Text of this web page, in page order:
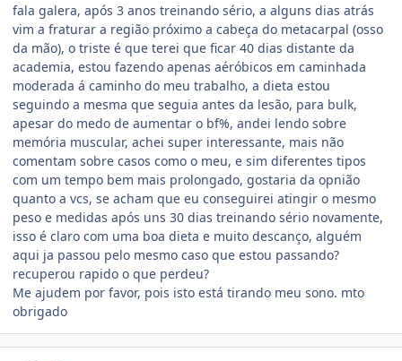
fala galera, após 3 anos treinando sério, a alguns dias atrás
vim a fraturar a região próximo a cabeça do metacarpal (osso
da mão), o triste é que terei que ficar 40 dias distante da
academia, estou fazendo apenas aéróbicos em caminhada
moderada á caminho do meu trabalho, a dieta estou
seguindo a mesma que seguia antes da lesão, para bulk,
apesar do medo de aumentar o bf%, andei lendo sobre
memória muscular, achei super interessante, mais não
comentam sobre casos como o meu, e sim diferentes tipos
com um tempo bem mais prolongado, gostaria da opnião
quanto a vcs, se acham que eu conseguirei atingir o mesmo
peso e medidas após uns 30 dias treinando sério novamente,
isso é claro com uma boa dieta e muito descanço, alguém
aqui ja passou pelo mesmo caso que estou passando?
recuperou rapido o que perdeu?
Me ajudem por favor, pois isto está tirando meu sono. mto
obrigado